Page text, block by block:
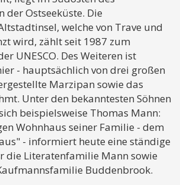
der Ostseeküste. Die
welche von Trave und
wird, zählt seit 1987 zum
UNESCO. Des Weiteren ist
- hauptsächlich von drei großen
Marzipan sowie das
Unter den bekanntesten Söhnen
beispielsweise Thomas Mann:
Wohnhaus seiner Familie - dem
- informiert heute eine ständige
die Literatenfamilie Mann sowie
Buddenbrook.